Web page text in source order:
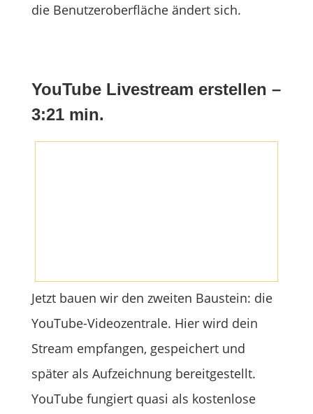
die Benutzeroberfläche ändert sich.
YouTube Livestream erstellen –
3:21 min.
Jetzt bauen wir den zweiten Baustein: die
YouTube-Videozentrale. Hier wird dein
Stream empfangen, gespeichert und
später als Aufzeichnung bereitgestellt.
YouTube fungiert quasi als kostenlose